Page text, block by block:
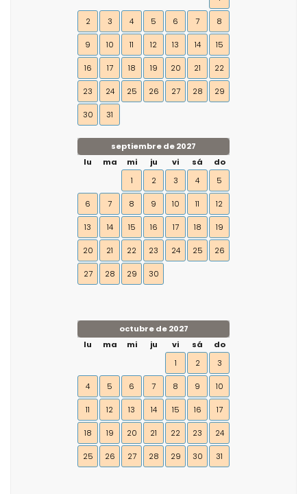
2 3 4 5 6 7 8
9 10 11 12 13 14 15
16 17 18 19 20 21 22
23 24 25 26 27 28 29
30 31
septiembre de 2027
lu
ma mi ju vi sá
do
1
2 3 4 5
6 7 8 9 10 11 12
13 14 15 16 17 18 19
20 21 22 23 24 25 26
27 28 29 30
octubre de 2027
lu
ma mi ju vi sá
do
1
2 3
4 5 6 7 8 9 10
11 12 13 14 15 16 17
18 19 20 21 22 23 24
25 26 27 28 29 30 31